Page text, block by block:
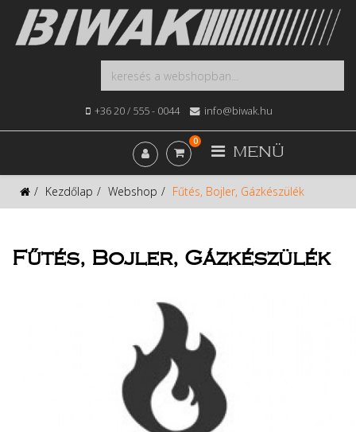
+36 20 / 555 - 0044 info@biwak.hu
MENÜ
0
Kezdőlap Webshop Fűtés, Bojler, Gázkészülék
Fűtés, Bojler, Gázkészülék